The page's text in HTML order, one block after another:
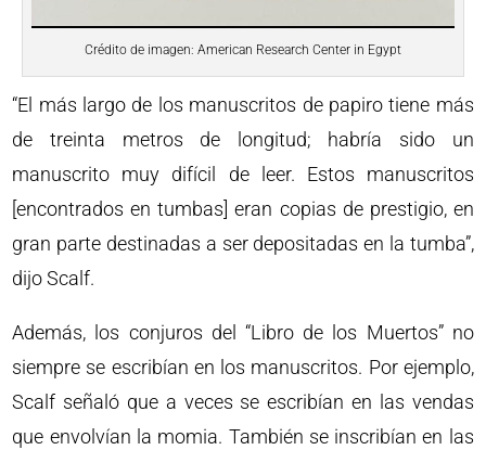
Crédito de imagen: American Research Center in Egypt
“El más largo de los manuscritos de papiro tiene más
de treinta metros de longitud; habría sido un
manuscrito muy difícil de leer. Estos manuscritos
[encontrados en tumbas] eran copias de prestigio, en
gran parte destinadas a ser depositadas en la tumba”,
dijo Scalf.
Además, los conjuros del “Libro de los Muertos” no
siempre se escribían en los manuscritos. Por ejemplo,
Scalf señaló que a veces se escribían en las vendas
que envolvían la momia. También se inscribían en las